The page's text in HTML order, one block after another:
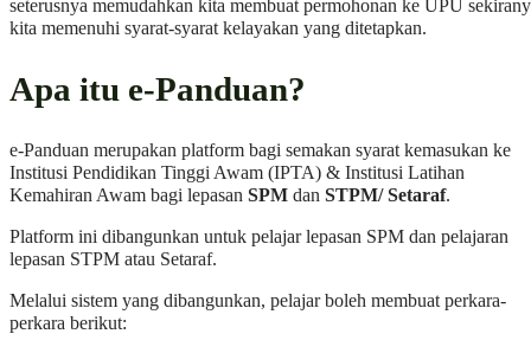
seterusnya memudahkan kita membuat permohonan ke UPU
kita memenuhi syarat-syarat kelayakan yang ditetapkan.
Apa itu e-Panduan?
e-Panduan merupakan platform bagi semakan syarat kemasukan ke
Institusi Pendidikan Tinggi Awam (IPTA) & Institusi Latihan
Kemahiran Awam bagi lepasan SPM dan STPM/ Setaraf.
Platform ini dibangunkan untuk pelajar lepasan SPM dan pelajaran
lepasan STPM atau Setaraf.
Melalui sistem yang dibangunkan, pelajar boleh membuat perkara-
perkara berikut: